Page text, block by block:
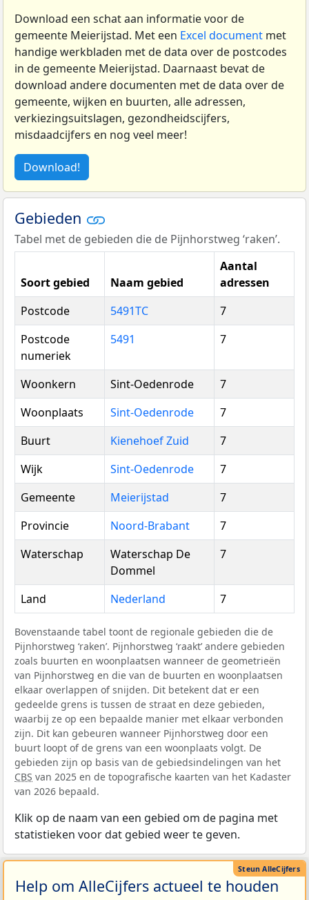
Download een schat aan informatie voor de
gemeente Meierijstad. Met een Excel document met
handige werkbladen met de data over de postcodes
in de gemeente Meierijstad. Daarnaast bevat de
download andere documenten met de data over de
gemeente, wijken en buurten, alle adressen,
verkiezingsuitslagen, gezondheidscijfers,
misdaadcijfers en nog veel meer!
Download!
Gebieden
Tabel met de gebieden die de Pijnhorstweg ‘raken’.
Soort gebied Naam gebied
Aantal
adressen
Postcode
5491TC
7
Postcode
numeriek
5491 7
Woonkern Sint-Oedenrode
7
Woonplaats
Sint-Oedenrode
7
Buurt
Kienehoef Zuid
7
Wijk
Sint-Oedenrode
7
Gemeente
Meierijstad
7
Provincie
Noord-Brabant
7
Waterschap
Waterschap De
Dommel
7
Land Nederland 7
Bovenstaande tabel toont de regionale gebieden die de
Pijnhorstweg ‘raken’. Pijnhorstweg ‘raakt’ andere gebieden
zoals buurten en woonplaatsen wanneer de geometrieën
van Pijnhorstweg en die van de buurten en woonplaatsen
elkaar overlappen of snijden. Dit betekent dat er een
gedeelde grens is tussen de straat en deze gebieden,
waarbij ze op een bepaalde manier met elkaar verbonden
zijn. Dit kan gebeuren wanneer Pijnhorstweg door een
buurt loopt of de grens van een woonplaats volgt. De
gebieden zijn op basis van de gebiedsindelingen van het
CBS van 2025 en de topografische kaarten van het Kadaster
van 2026 bepaald.
Klik op de naam van een gebied om de pagina met
statistieken voor dat gebied weer te geven.
Help om AlleCijfers actueel te houden